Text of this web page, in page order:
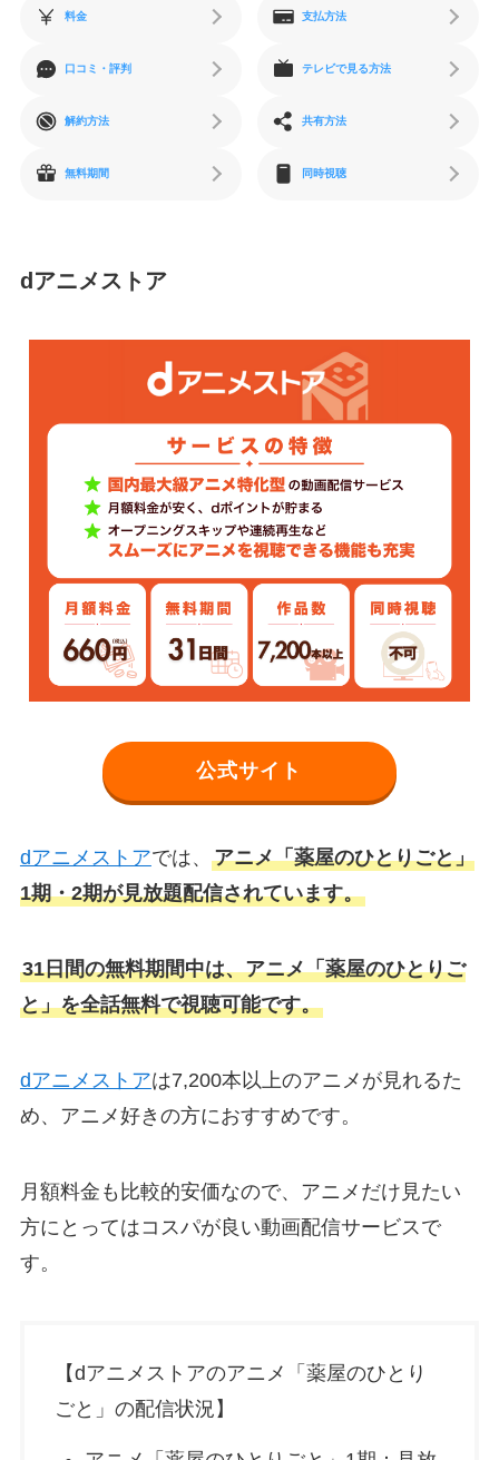
料金 支払方法
口コミ・評判 テレビで見る方法
解約方法 共有方法
無料期間 同時視聴
dアニメストア
公式サイト
dアニメストアでは、 アニメ「薬屋のひとりごと」
1期・2期が見放題配信されています。
31日間の無料期間中は、アニメ「薬屋のひとりご
と」を全話無料で視聴可能です。
dアニメストアは7,200本以上のアニメが見れるた
め、アニメ好きの方におすすめです。
月額料金も比較的安価なので、アニメだけ見たい
方にとってはコスパが良い動画配信サービスで
す。
【dアニメストアのアニメ「薬屋のひとり
ごと」の配信状況】